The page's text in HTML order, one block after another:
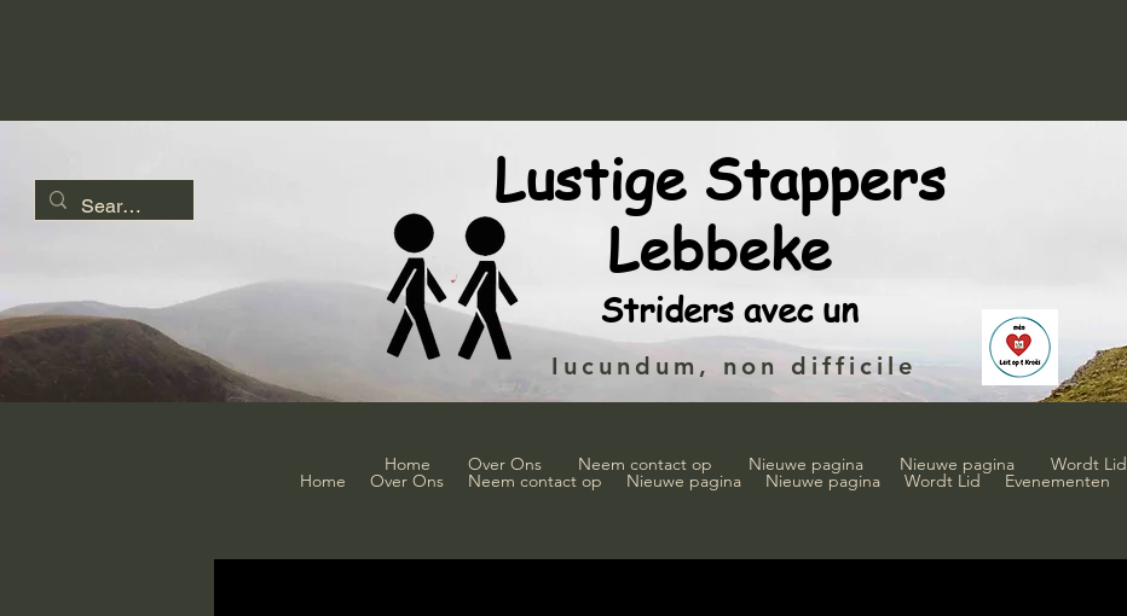
Lustige Stappers
Lebbeke
Striders avec un
Iucundum, non difficile
Home Over Ons Neem contact op Nieuwe pagina Nieuwe pagina Wordt Lid
Home Over Ons Neem contact op Nieuwe pagina Nieuwe pagina Wordt Lid Evenementen